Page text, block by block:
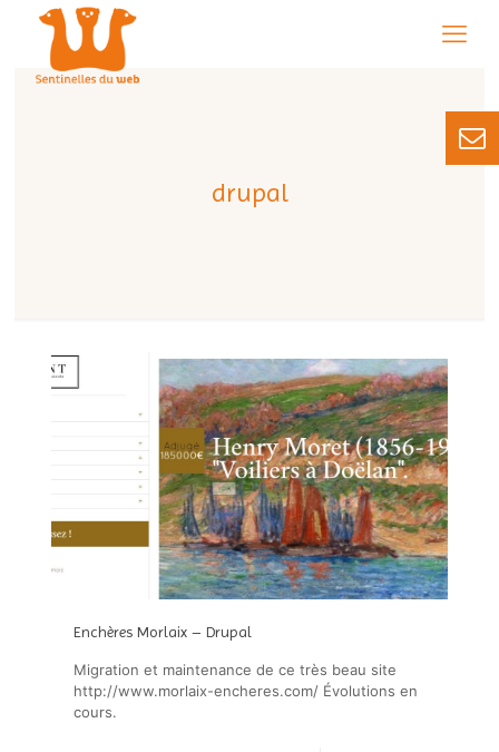
drupal
Enchères Morlaix – Drupal
Migration et maintenance de ce très beau site
http://www.morlaix-encheres.com/ Évolutions en
cours.